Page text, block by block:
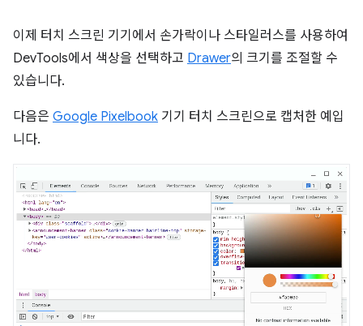
이제 터치 스크린 기기에서 손가락이나 스타일러스를 사용하여
DevTools에서 색상을 선택하고 Drawer의 크기를 조절할 수
있습니다.
다음은 Google Pixelbook 기기 터치 스크린으로 캡처한 예입
니다.